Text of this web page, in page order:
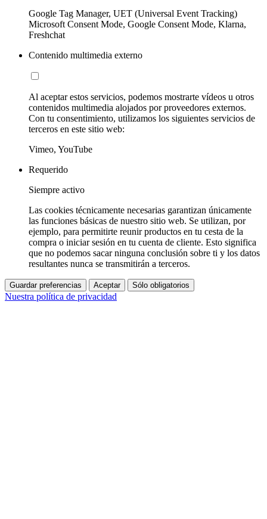
Google Tag Manager, UET (Universal Event Tracking)
Microsoft Consent Mode, Google Consent Mode, Klarna,
Freshchat
Contenido multimedia externo
Al aceptar estos servicios, podemos mostrarte vídeos u otros
contenidos multimedia alojados por proveedores externos.
Con tu consentimiento, utilizamos los siguientes servicios de
terceros en este sitio web:
Vimeo, YouTube
Requerido
Siempre activo
Las cookies técnicamente necesarias garantizan únicamente
las funciones básicas de nuestro sitio web. Se utilizan, por
ejemplo, para permitirte reunir productos en tu cesta de la
compra o iniciar sesión en tu cuenta de cliente. Esto significa
que no podemos sacar ninguna conclusión sobre ti y los datos
resultantes nunca se transmitirán a terceros.
Guardar preferencias Aceptar Sólo obligatorios
Nuestra política de privacidad